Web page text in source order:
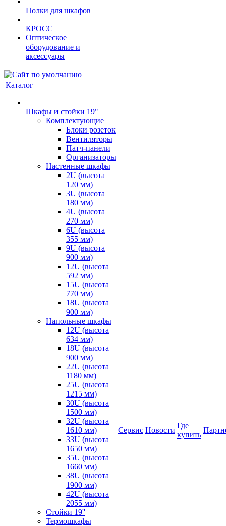
Полки для шкафов
КРОСС
Оптическое
оборудование и
аксессуары
Каталог
Шкафы и стойки 19"
Комплектующие
Блоки розеток
Вентиляторы
Патч-панели
Организаторы
Настенные шкафы
2U (высота
120 мм)
3U (высота
180 мм)
4U (высота
270 мм)
6U (высота
355 мм)
9U (высота
900 мм)
12U (высота
592 мм)
15U (высота
770 мм)
18U (высота
900 мм)
Напольные шкафы
12U (высота
634 мм)
18U (высота
900 мм)
22U (высота
1180 мм)
25U (высота
1215 мм)
30U (высота
1500 мм)
32U (высота
1610 мм)
33U (высота
1650 мм)
35U (высота
1660 мм)
38U (высота
1900 мм)
42U (высота
2055 мм)
Стойки 19''
Термошкафы
Сервис Новости
Где
купить